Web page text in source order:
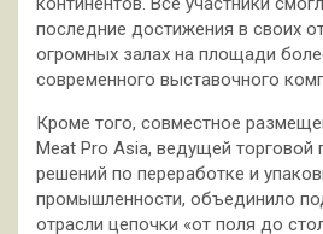
последние достижения в своих
огромных залах на площади
современного выставочного
Кроме того, совместное
Meat Pro Asia, ведущей
решений по переработке и
промышленности, объединило
отрасли цепочки «от поля до